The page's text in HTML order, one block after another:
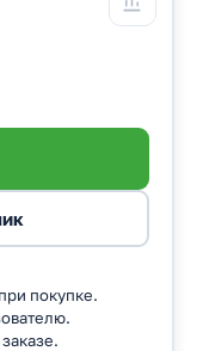
покупке.